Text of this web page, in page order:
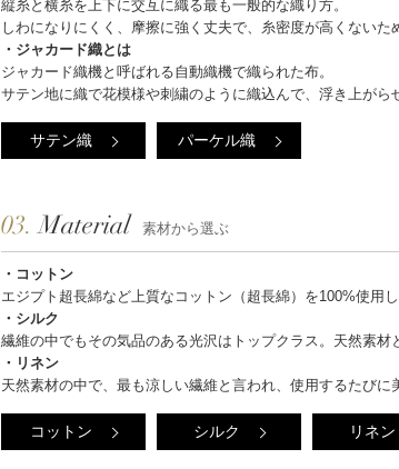
縦糸と横糸を上下に交互に織る最も一般的な織り方。
しわになりにくく、摩擦に強く丈夫で、糸密度が高くないた
・ジャカード織とは
ジャカード織機と呼ばれる自動織機で織られた布。
サテン地に織で花模様や刺繍のように織込んで、浮き上がら
サテン織 パーケル織
03.Material 素材から選ぶ
・コットン
エジプト超長綿など上質なコットン（超長綿）を100%使用
・シルク
繊維の中でもその気品のある光沢はトップクラス。天然素
・リネン
天然素材の中で、最も涼しい繊維と言われ、使用するたびに
コットン シルク リネン